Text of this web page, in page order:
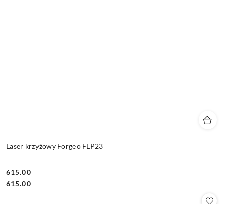
Laser krzyżowy Forgeo FLP23
Cena:
615.00
Cena:
615.00